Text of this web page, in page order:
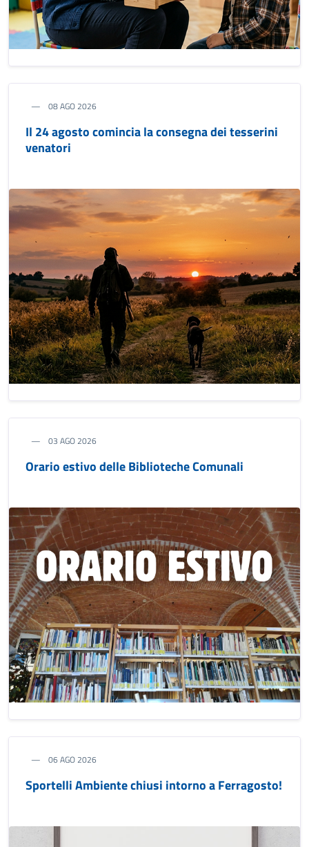
08 AGO 2026
Il 24 agosto comincia la consegna dei tesserini
venatori
03 AGO 2026
Orario estivo delle Biblioteche Comunali
06 AGO 2026
Sportelli Ambiente chiusi intorno a Ferragosto!